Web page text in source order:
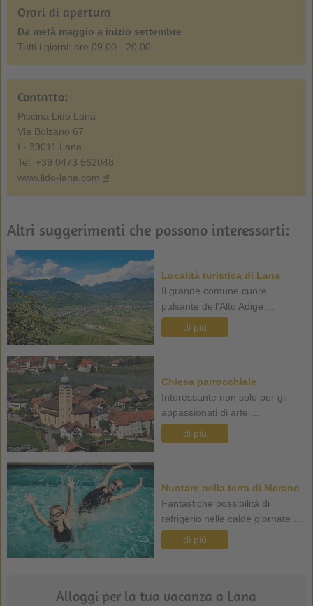
Orari di apertura
Da metà maggio a inizio settembre
Tutti i giorni: ore 09.00 - 20.00
Contatto:
Piscina Lido Lana
Via Bolzano 67
I - 39011 Lana
Tel. +39 0473 562048
www.lido-lana.com
Altri suggerimenti che possono interessarti:
Località turistica di Lana
Il grande comune cuore
pulsante dell'Alto Adige ...
di più
Chiesa parrocchiale
Interessante non solo per gli
appassionati di arte ...
di più
Nuotare nella terra di Merano
Fantastiche possibilità di
refrigerio nelle calde giornate ...
di più
Alloggi per la tua vacanza a Lana